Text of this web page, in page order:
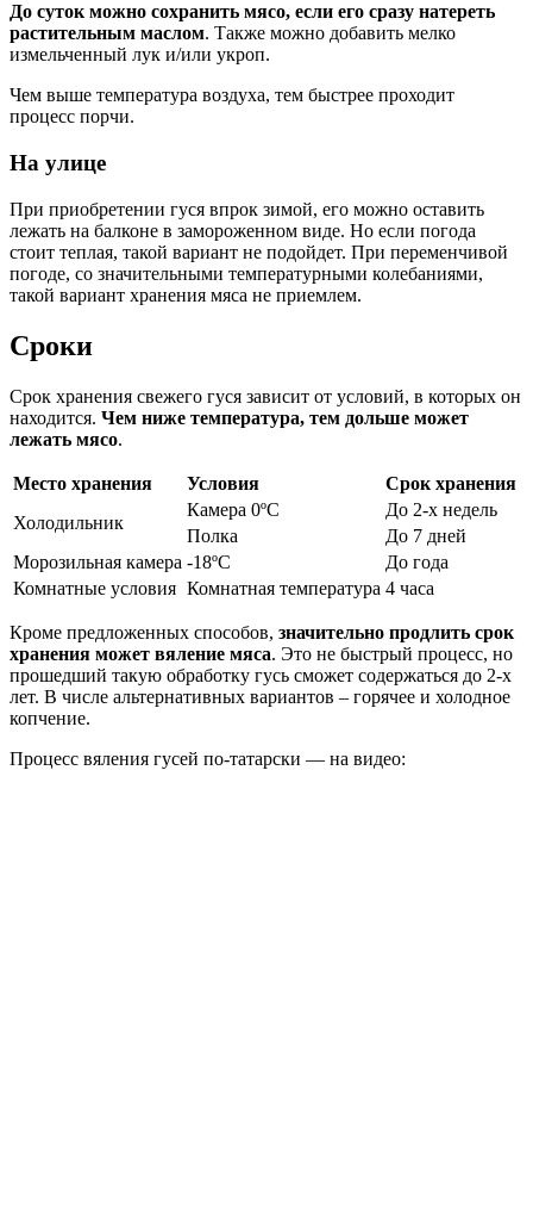
До суток можно сохранить мясо, если его сразу натереть
растительным маслом. Также можно добавить мелко
измельченный лук и/или укроп.
Чем выше температура воздуха, тем быстрее проходит
процесс порчи.
На улице
При приобретении гуся впрок зимой, его можно оставить
лежать на балконе в замороженном виде. Но если погода
стоит теплая, такой вариант не подойдет. При переменчивой
погоде, со значительными температурными колебаниями,
такой вариант хранения мяса не приемлем.
Сроки
Срок хранения свежего гуся зависит от условий, в которых он
находится. Чем ниже температура, тем дольше может
лежать мясо.
Место хранения Условия
Срок хранения
Холодильник
Камера 0ºС
До 2-х недель
Полка
До 7 дней
Морозильная камера -18ºС
До года
Комнатные условия Комнатная температура 4 часа
Кроме предложенных способов, значительно продлить срок
хранения может вяление мяса. Это не быстрый процесс, но
прошедший такую обработку гусь сможет содержаться до 2-х
лет. В числе альтернативных вариантов – горячее и холодное
копчение.
Процесс вяления гусей по-татарски — на видео: